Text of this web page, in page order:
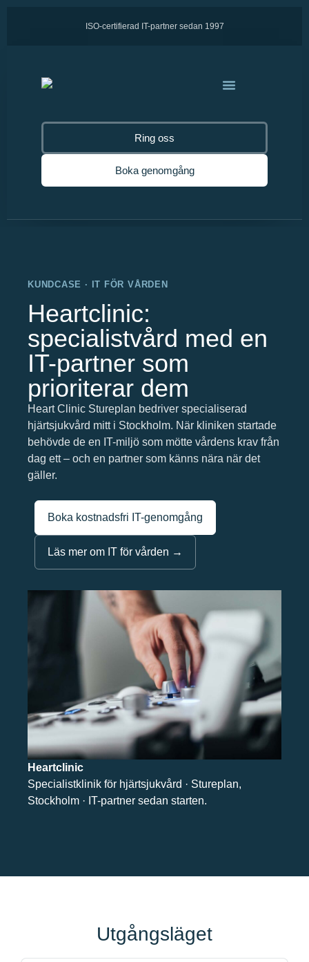
ISO-certifierad IT-partner sedan 1997
Ring oss
Boka genomgång
KUNDCASE · IT FÖR VÅRDEN
Heartclinic:
specialistvård med en
IT-partner som
prioriterar dem
Heart Clinic Stureplan bedriver specialiserad
hjärtsjukvård mitt i Stockholm. När kliniken startade
behövde de en IT-miljö som mötte vårdens krav från
dag ett – och en partner som känns nära när det
gäller.
Boka kostnadsfri IT-genomgång
Läs mer om IT för vården →
Heartclinic
Specialistklinik för hjärtsjukvård · Stureplan,
Stockholm · IT-partner sedan starten.
Utgångsläget